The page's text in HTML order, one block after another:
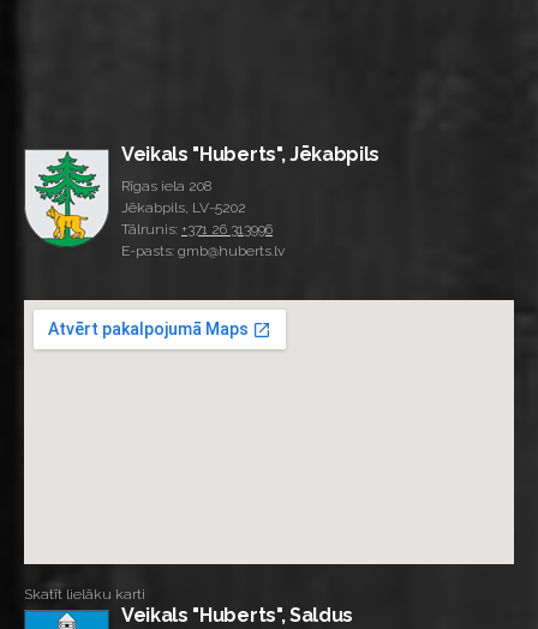
Veikals "Huberts", Jēkabpils
Rīgas iela 208
Jēkabpils, LV-5202
Tālrunis: +371 26 313996
E-pasts: gmb@huberts.lv
Skatīt lielāku karti
Veikals "Huberts", Saldus